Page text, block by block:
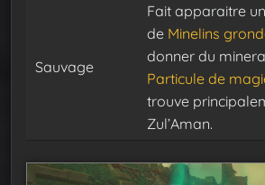
Sauvage
Fait apparaitre
de Minelins
donner du
Particule de
trouve
Zul’Aman.